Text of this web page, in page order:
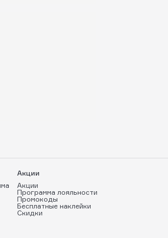
Акции
Акции
Программа лояльности
Промокоды
Бесплатные наклейки
Скидки